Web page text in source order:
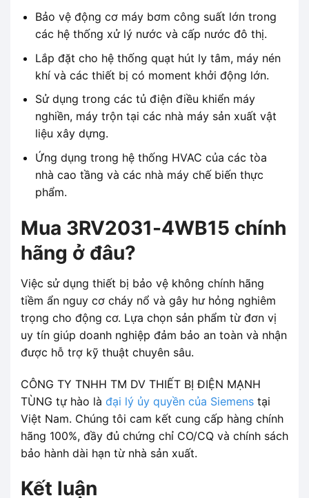
Bảo vệ động cơ máy bơm công suất lớn trong
các hệ thống xử lý nước và cấp nước đô thị.
Lắp đặt cho hệ thống quạt hút ly tâm, máy nén
khí và các thiết bị có moment khởi động lớn.
Sử dụng trong các tủ điện điều khiển máy
nghiền, máy trộn tại các nhà máy sản xuất vật
liệu xây dựng.
Ứng dụng trong hệ thống HVAC của các tòa
nhà cao tầng và các nhà máy chế biến thực
phẩm.
Mua 3RV2031-4WB15 chính
hãng ở đâu?
Việc sử dụng thiết bị bảo vệ không chính hãng
tiềm ẩn nguy cơ cháy nổ và gây hư hỏng nghiêm
trọng cho động cơ. Lựa chọn sản phẩm từ đơn vị
uy tín giúp doanh nghiệp đảm bảo an toàn và nhận
được hỗ trợ kỹ thuật chuyên sâu.
CÔNG TY TNHH TM DV THIẾT BỊ ĐIỆN MẠNH
TÙNG tự hào là đại lý ủy quyền của Siemens tại
Việt Nam. Chúng tôi cam kết cung cấp hàng chính
hãng 100%, đầy đủ chứng chỉ CO/CQ và chính sách
bảo hành dài hạn từ nhà sản xuất.
Kết luận